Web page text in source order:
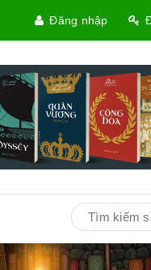
Đăng nhập